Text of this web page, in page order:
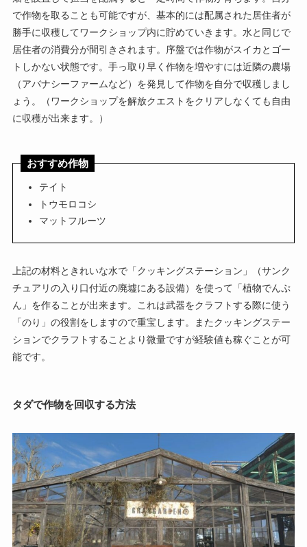
で作物を取ることも可能ですが、基本的には配属された居住者が
勝手に収穫してワークショップ内に貯めていきます。水と同じで
居住者の消費分が間引きされます。序盤では作物がスイカとゴー
トしかない状態です。手っ取り早く作物を増やすには近隣の農場
（アバナシーファームなど）を発見して作物を自分で収穫しまし
ょう。（ワークショップを解放クエストをクリアしなくても自由
に収穫が出来ます。）
おすすめ作物
テイト
トウモロコシ
マットフルーツ
上記の材料ときれいな水で「クッキングステーション」（サンク
チュアリの入り口付近の廃墟にある設備）を使って「植物でんぷ
ん」を作ることが出来ます。これは武器をクラフトする際に使う
「のり」の役割をしますので重宝します。またクッキングステー
ションでクラフトすることより微量ですが経験値も稼ぐことが可
能です。
タダで作物を回収する方法